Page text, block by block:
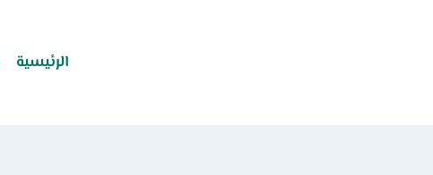
الرئيسية